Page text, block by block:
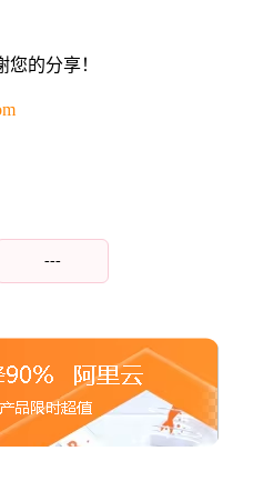
的分享！
---